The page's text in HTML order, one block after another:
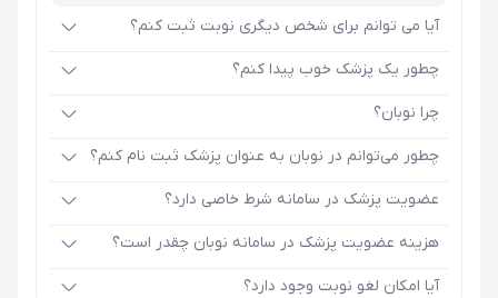
آیا می توانم برای شخص دیگری نوبت ثبت کنم؟
چطور یک پزشک خوب پیدا کنم؟
چرا نوبان؟
چطور می‌توانم در نوبان به عنوان پزشک ثبت نام کنم؟
عضویت پزشک در سامانه شرط خاصی دارد؟
هزینه عضویت پزشک در سامانه نوبان چقدر است؟
آیا امکان لغو نوبت وجود دارد؟